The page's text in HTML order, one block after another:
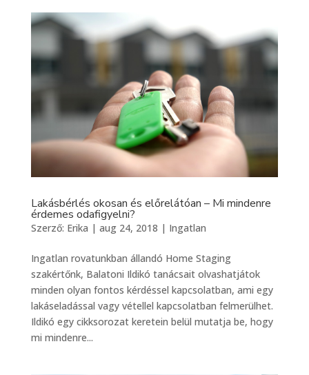
Lakásbérlés okosan és előrelátóan – Mi mindenre
érdemes odafigyelni?
Szerző: Erika | aug 24, 2018 | Ingatlan
Ingatlan rovatunkban állandó Home Staging
szakértőnk, Balatoni Ildikó tanácsait olvashatjátok
minden olyan fontos kérdéssel kapcsolatban, ami egy
lakáseladással vagy vétellel kapcsolatban felmerülhet.
Ildikó egy cikksorozat keretein belül mutatja be, hogy
mi mindenre...